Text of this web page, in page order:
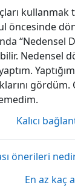
öncesinde
“Nedensel
Nedensel
Kalıcı
önerileri
En az kaç